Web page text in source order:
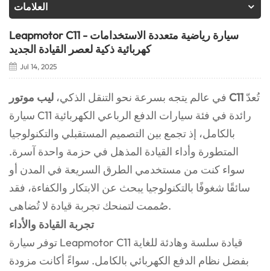
العلامات
Leapmotor C11 - سيارة رياضية متعددة الاستخدامات
كهربائية ذكية لعصر القيادة الجديد
Jul 14, 2025
في عالم يتجه بسرعة نحو التنقل الذكي، ليب موتور C11
سيارة C11 رائدة في فئة سيارات الدفع الرباعي الكهربائية
بالكامل، إذ تجمع بين التصميم المستقبلي والتكنولوجيا
المتطورة وأداء القيادة المذهل في حزمة واحدة آسرة.
سواء كنت من مستخدمي الطرق السريعة في المدن أو
سائقًا شغوفًا بالتكنولوجيا يبحث عن الابتكار والكفاءة، فقد
صُممت لتمنحك تجربة قيادة لا تُضاهى.
تجربة القيادة والأداء
توفر سيارة Leapmotor C11 قيادة سلسة وهادئة للغاية
بفضل نظام الدفع الكهربائي بالكامل. سواءً أكانت مزودة